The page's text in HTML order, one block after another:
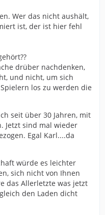
Wer das nicht aushält,
ist, der ist hier fehl
drüber nachdenken,
und nicht, um sich
los zu werden die
seit über 30 Jahren, mit
Jetzt sind mal wieder
Egal Karl....da
würde es leichter
sich nicht von Ihnen
das Allerletzte was jetzt
den Laden dicht